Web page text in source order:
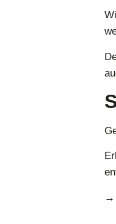
→